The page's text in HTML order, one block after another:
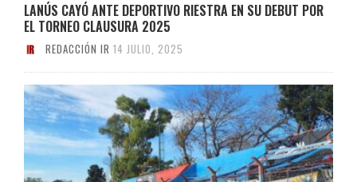
LANÚS CAYÓ ANTE DEPORTIVO RIESTRA EN SU DEBUT POR
EL TORNEO CLAUSURA 2025
REDACCIÓN IR 14 JULIO, 2025